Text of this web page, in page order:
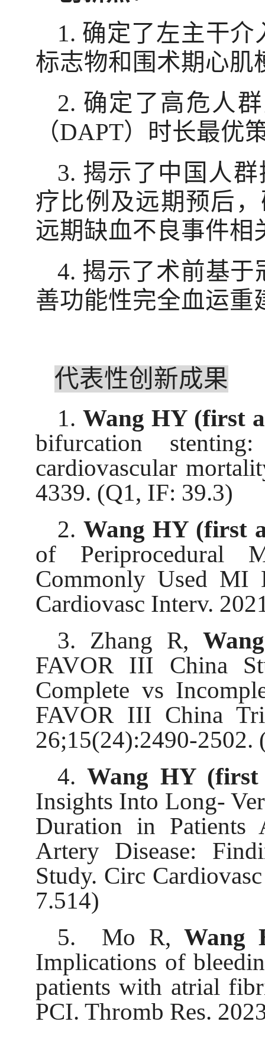
1. 确定了左主干介
标志物和围术期心肌
2. 确定了高危人
（DAPT）时长最优
3. 揭示了中国人
疗比例及远期预后
远期缺血不良事件相
4. 揭示了术前基于
善功能性完全血运重
代表性创新成果
1. Wang HY (first
bifurcation
cardiovascular
4339. (Q1, IF: 39.3)
2.Wang HY (first
of Periprocedural
Commonly Used
Cardiovasc Interv.
3. Zhang R,
FAVOR III China
Complete vs
FAVOR III China
26;15(24):2490-2502.
4.Wang HY
Insights Into Long-
Duration in
Artery Disease:
Study. Circ
7.514)
5. Mo R, Wang
Implications of
patients with atrial
PCI. Thromb Res.